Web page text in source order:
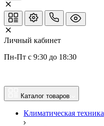
Личный кабинет
Пн-Пт с 9:30 до 18:30
Каталог товаров
Климатическая техника